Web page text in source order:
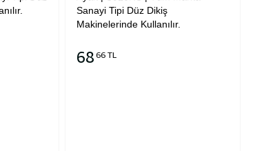
Sanayi Tipi Düz Dikiş
Makinelerinde Kullanılır.
68 66 TL